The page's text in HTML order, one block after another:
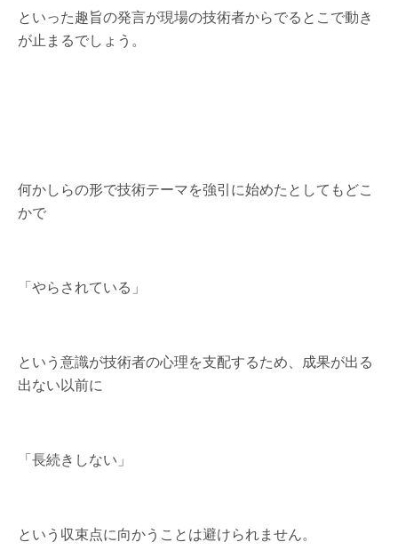
といった趣旨の発言が現場の技術者からでるとこで動き
が止まるでしょう。
何かしらの形で技術テーマを強引に始めたとしてもどこ
かで
「やらされている」
という意識が技術者の心理を支配するため、成果が出る
出ない以前に
「長続きしない」
という収束点に向かうことは避けられません。